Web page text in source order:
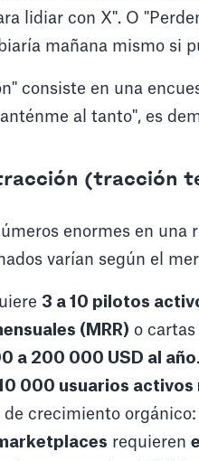
lidiar con X". O
mañana mismo si
consiste en una
al tanto", es
(tracción
enormes en una
varían según el
3 a 10 pilotos
(MRR) o
a 200 000 USD al año.
000 usuarios activos
de crecimiento
requieren